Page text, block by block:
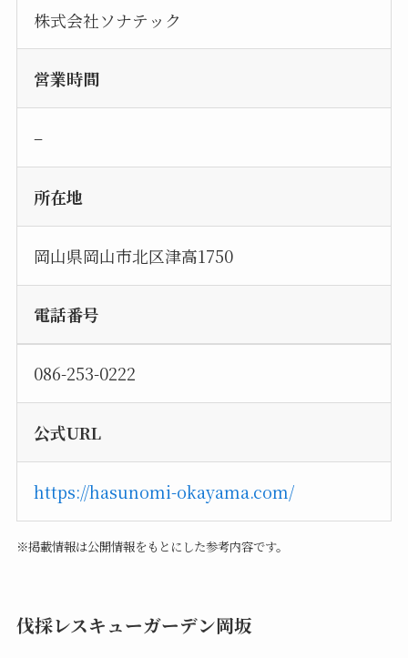
株式会社ソナテック
営業時間
–
所在地
岡山県岡山市北区津高1750
電話番号
086-253-0222
公式URL
https://hasunomi-okayama.com/
※掲載情報は公開情報をもとにした参考内容です。
伐採レスキューガーデン岡坂